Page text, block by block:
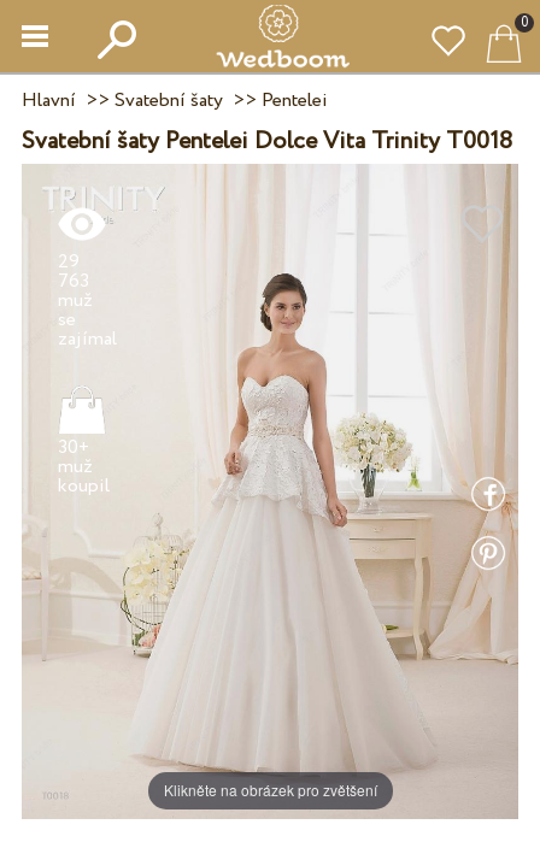
0
Hlavní >> Svatební šaty>> Pentelei
Svatební šaty Pentelei Dolce Vita Trinity T0018
Klikněte na obrázek pro zvětšení
29
763
muž
se
30+
muž